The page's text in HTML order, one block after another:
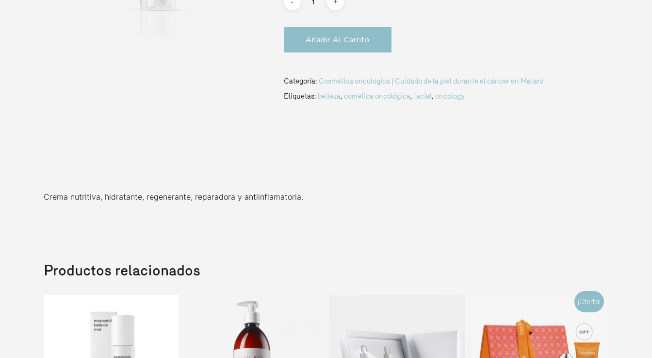
Añadir Al Carrito
Categoría: Cosmética oncológica | Cuidado de la piel durante el cáncer en Mataró
Etiquetas: belleza, comética oncológica, facial, oncology
Crema nutritiva, hidratante, regenerante, reparadora y antiinflamatoria.
Productos relacionados
¡Oferta!